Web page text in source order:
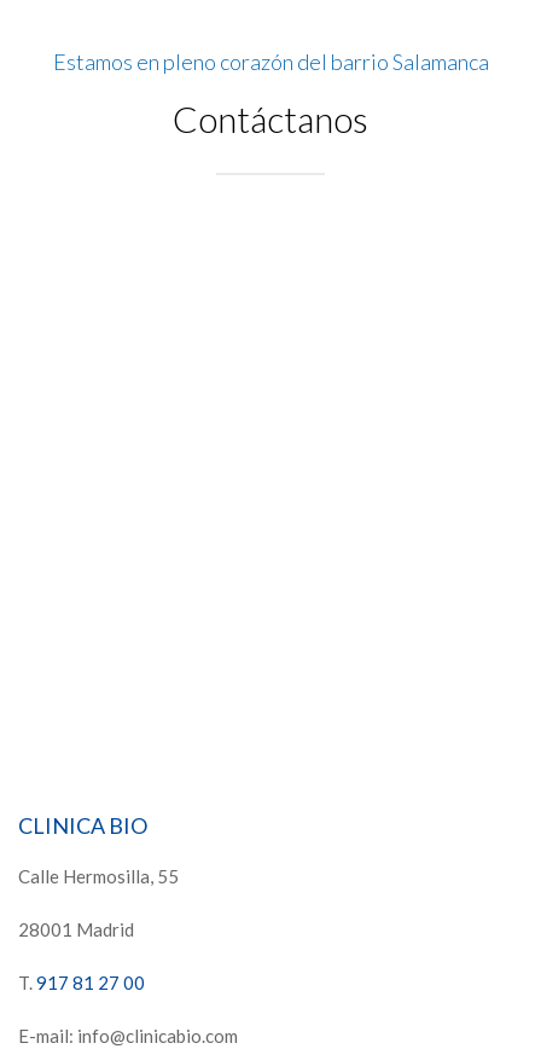
Estamos en pleno corazón del barrio Salamanca
Contáctanos
CLINICA BIO
Calle Hermosilla, 55
28001 Madrid
T.917 81 27 00
E-mail: info@clinicabio.com